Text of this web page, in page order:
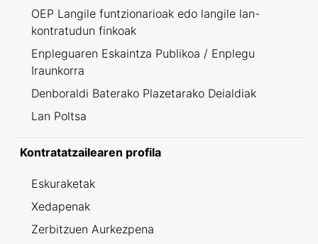
OEP Langile funtzionarioak edo langile lan-
kontratudun finkoak
Enpleguaren Eskaintza Publikoa / Enplegu
Iraunkorra
Denboraldi Baterako Plazetarako Deialdiak
Lan Poltsa
Kontratatzailearen profila
Eskuraketak
Xedapenak
Zerbitzuen Aurkezpena